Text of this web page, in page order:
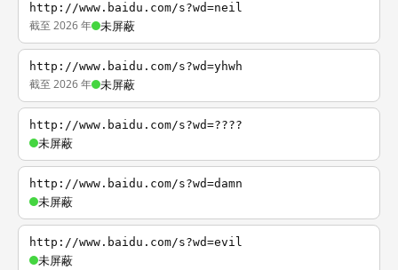
http://www.baidu.com/s?wd=neil
截至 2026 年 未屏蔽
http://www.baidu.com/s?wd=yhwh
截至 2026 年 未屏蔽
http://www.baidu.com/s?wd=????
未屏蔽
http://www.baidu.com/s?wd=damn
未屏蔽
http://www.baidu.com/s?wd=evil
未屏蔽